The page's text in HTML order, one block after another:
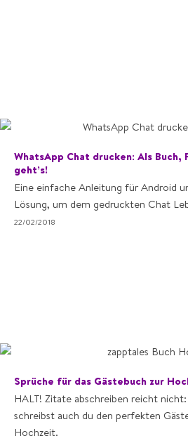
WhatsApp Chat drucken: Als Buch,
geht’s!
Eine einfache Anleitung für Android
Lösung, um dem gedruckten Chat
22/02/2018
Sprüche für das Gästebuch zur
HALT! Zitate abschreiben reicht
schreibst auch du den perfekten
Hochzeit.